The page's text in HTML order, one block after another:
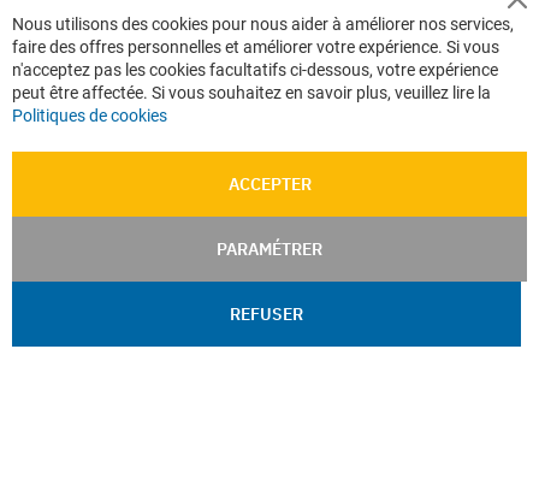
Nous utilisons des cookies pour nous aider à améliorer nos services,
faire des offres personnelles et améliorer votre expérience. Si vous
n'acceptez pas les cookies facultatifs ci-dessous, votre expérience
peut être affectée. Si vous souhaitez en savoir plus, veuillez lire la
Politiques de cookies
ACCEPTER
PARAMÉTRER
REFUSER